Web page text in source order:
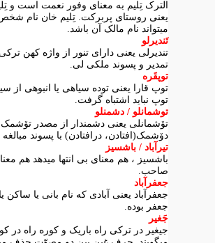
الترک تِلیم به معنای وفور نعمت است و
یعنی روستای پربرکت. تِلیم خان نام
میتواند نام مالک آن باشد.
تَندیرلو
تندیرلی یعنی دارای تنور از واژه کهن ترکی
تمدیر و پسوند ملکی لی.
توپقَره
توپ قارا یعنی توده سیاهی یا انبوهی از
توپ نباید اشتباه گرفت.
توشمانلو / دشمنلو
تۆشمانلی یعنی دشمندار از مصدر تۆشمک
دۆشمک(افتادن، درافتادن) با پسوند مبالغه
تیرآباد / باشسیز
باشسیز ، هم معنای بی انتها میدهد هم
صاحب.
جعفرآباد
جعفرآباد یعنی آبادی که نام بانی یا ساکن
جعفر بوده.
جَغیر
جیغیر در ترکی راه باریک و کوره راه در